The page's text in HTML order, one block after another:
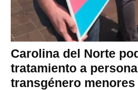
Carolina del Norte
tratamiento a
transgénero menores